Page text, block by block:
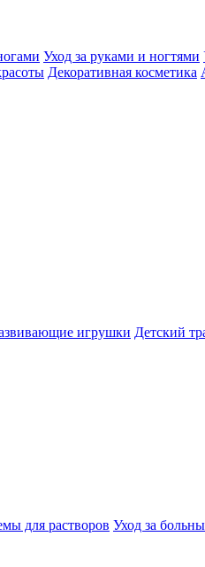
Уход за руками и ногтями
Декоративная косметика
игрушки Детский
для растворов Уход за